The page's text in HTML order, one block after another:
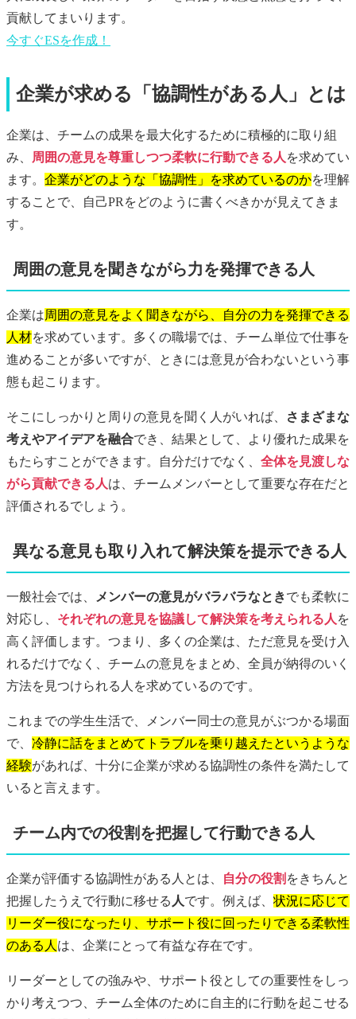
貢献してまいります。
今すぐESを作成！
企業が求める「協調性がある人」とは
企業は、チームの成果を最大化するために積極的に取り組
み、
周囲の意見を尊重しつつ柔軟に行動できる人 を求めてい
ます。 企業がどのような「協調性」を求めているのかを理解
することで、自己PRをどのように書くべきかが見えてきま
す。
周囲の意見を聞きながら力を発揮できる人
企業は周囲の意見をよく聞きながら、自分の力を発揮できる
人材を求めています。多くの職場では、チーム単位で仕事を
進めることが多いですが、ときには意見が合わないという事
態も起こります。
そこにしっかりと周りの意見を聞く人がいれば、
さまざまな
考えやアイデアを融合でき、結果として、より優れた成果を
もたらすことができます。自分だけでなく、 全体を見渡しな
がら貢献できる人は、チームメンバーとして重要な存在だと
評価されるでしょう。
異なる意見も取り入れて解決策を提示できる人
一般社会では、 メンバーの意見がバラバラなときでも柔軟に
対応し、 それぞれの意見を協議して解決策を考えられる人 を
高く評価します。つまり、多くの企業は、ただ意見を受け入
れるだけでなく、チームの意見をまとめ、全員が納得のいく
方法を見つけられる人を求めているのです。
これまでの学生生活で、メンバー同士の意見がぶつかる場面
で、 冷静に話をまとめてトラブルを乗り越えたというような
経験があれば、十分に企業が求める協調性の条件を満たして
いると言えます。
チーム内での役割を把握して行動できる人
企業が評価する協調性がある人とは、 自分の役割 をきちんと
把握したうえで行動に移せる 人です。例えば、 状況に応じて
リーダー役になったり、サポート役に回ったりできる柔軟性
のある人 は、企業にとって有益な存在です。
リーダーとしての強みや、サポート役としての重要性をしっ
かり考えつつ、チーム全体のために自主的に行動を起こせる